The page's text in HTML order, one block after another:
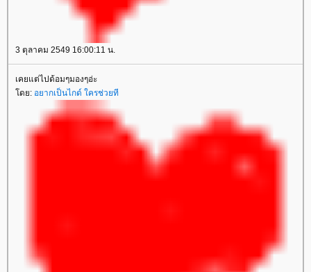
3 ตุลาคม 2549 16:00:11 น.
เคยแต่ไปด้อมๆมองๆอ่ะ
ดย: อยากเป็นไกด์ ใครช่วยที